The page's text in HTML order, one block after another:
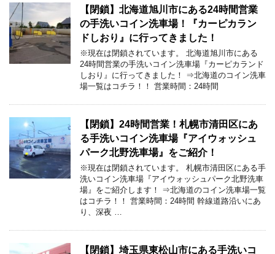
【閉鎖】北海道旭川市にある24時間営業
の手洗いコイン洗車場！『カーピカラン
ドしおり』に行ってきました！
※現在は閉鎖されています。 北海道旭川市にある
24時間営業の手洗いコイン洗車場『カーピカランド
しおり』に行ってきました！ ⇒北海道のコイン洗車
場一覧はコチラ！！ 営業時間：24時間
【閉鎖】24時間営業！札幌市清田区にあ
る手洗いコイン洗車場『アイウォッシュ
パーク北野洗車場』をご紹介！
※現在は閉鎖されています。 札幌市清田区にある手
洗いコイン洗車場『アイウォッシュパーク北野洗車
場』をご紹介します！ ⇒北海道のコイン洗車場一覧
はコチラ！！ 営業時間：24時間 幹線道路沿いにあ
り、深夜 …
【閉鎖】埼玉県東松山市にある手洗いコ